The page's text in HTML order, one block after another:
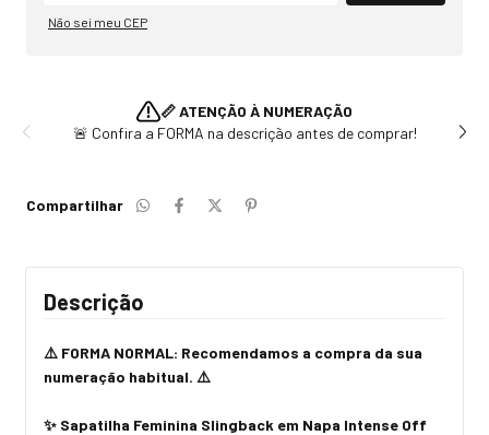
Não sei meu CEP
📏 ATENÇÃO À NUMERAÇÃO
🚨 Confira a FORMA na descrição antes de comprar!
Compartilhar
Descrição
⚠️ FORMA NORMAL: Recomendamos a compra da sua
numeração habitual. ⚠️
✨ Sapatilha Feminina Slingback em Napa Intense Off